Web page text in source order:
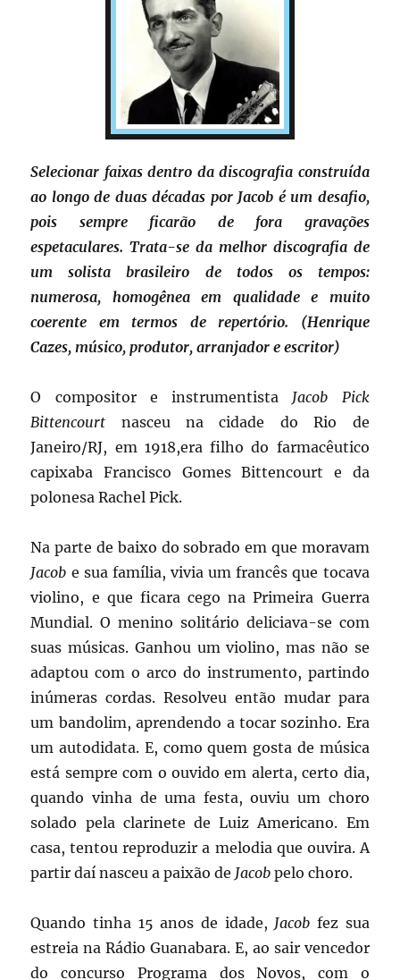
Selecionar faixas dentro da discografia construída
ao longo de duas décadas por Jacob é um desafio,
pois sempre ficarão de fora gravações
espetaculares. Trata-se da melhor discografia de
um solista brasileiro de todos os tempos:
numerosa, homogênea em qualidade e muito
coerente em termos de repertório. (Henrique
Cazes, músico, produtor, arranjador e escritor)
O compositor e instrumentista Jacob Pick
Bittencourt nasceu na cidade do Rio de
Janeiro/RJ, em 1918,era filho do farmacêutico
capixaba Francisco Gomes Bittencourt e da
polonesa Rachel Pick.
Na parte de baixo do sobrado em que moravam
Jacob e sua família, vivia um francês que tocava
violino, e que ficara cego na Primeira Guerra
Mundial. O menino solitário deliciava-se com
suas músicas. Ganhou um violino, mas não se
adaptou com o arco do instrumento, partindo
inúmeras cordas. Resolveu então mudar para
um bandolim, aprendendo a tocar sozinho. Era
um autodidata. E, como quem gosta de música
está sempre com o ouvido em alerta, certo dia,
quando vinha de uma festa, ouviu um choro
solado pela clarinete de Luiz Americano. Em
casa, tentou reproduzir a melodia que ouvira. A
partir daí nasceu a paixão de Jacob pelo choro.
Quando tinha 15 anos de idade, Jacob fez sua
estreia na Rádio Guanabara. E, ao sair vencedor
do concurso Programa dos Novos, com o